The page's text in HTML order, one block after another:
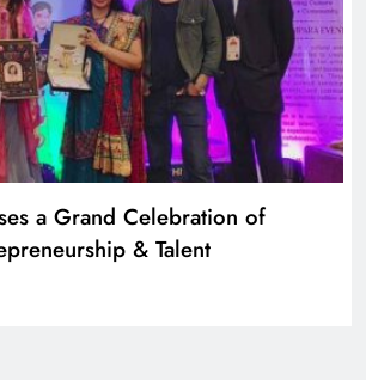
a Grand Celebration of
& Talent